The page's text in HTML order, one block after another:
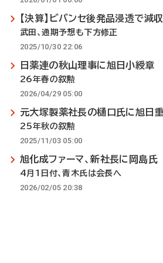
【決算】ビバンセ後発品浸透で減
武田、通期予想も下方修正
2025/10/30 22:06
日薬連の秋山理事に旭日小綬章
26年春の叙勲
2026/04/29 05:00
元大塚製薬社長の樋口氏に旭日
25年秋の叙勲
2025/11/03 05:00
旭化成ファーマ、新社長に岡島氏
4月1日付、青木氏は会長へ
2026/02/05 20:38